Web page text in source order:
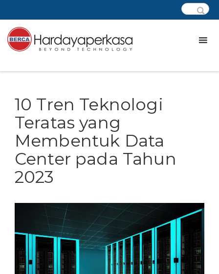
10 Tren Teknologi
Teratas yang
Membentuk Data
Center pada Tahun
2023